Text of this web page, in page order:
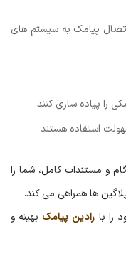
پیامک به سیستم های
را پیاده سازی کنند
استفاده هستند
و مستندات کامل، شما را
ها همراهی می کند.
را با رادین پیامک بهینه و